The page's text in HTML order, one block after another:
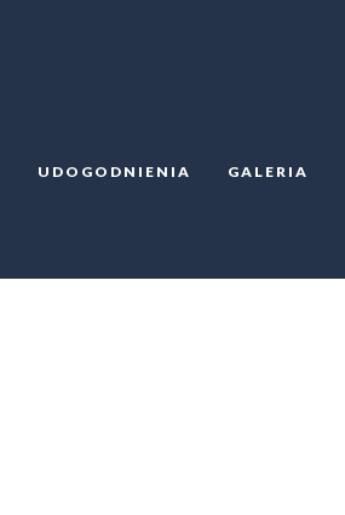
UDOGODNIENIA GALERIA